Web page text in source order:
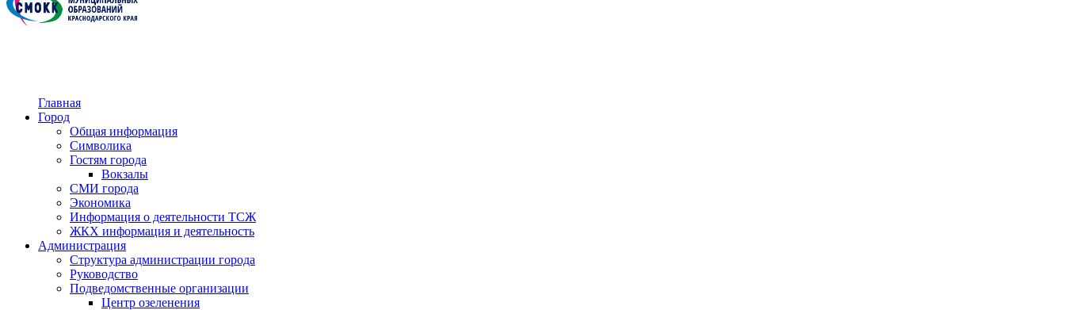
Главная
Город
Общая информация
Символика
Гостям города
Вокзалы
СМИ города
Экономика
Информация о деятельности ТСЖ
ЖКХ информация и деятельность
Администрация
Структура администрации города
Руководство
Подведомственные организации
Центр озеленения